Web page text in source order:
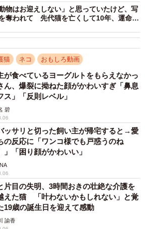
んにとっては“猫がいる生活”が当たり
てくれる存在がいない。呼んでも返
んな日常に、寂しさを感じていたの
たといいます。
2匹の子猫「嬉しさ99、不安1」
くなった猫の命日。「もう1年だね」
葉が、息子さんの背中を押しまし
ら連れて行ってあげれば」と声をか
その日の夜、知人宅で生まれた子猫
だそうです。
てこられたのは、まさかの2匹。しか
。
物はお迎えしない」と思っていたけど、写
奪われて 先代猫を亡くして10年、運命の
猫 ネコ おもしろ動画
が食べているヨーグルトをもらえなかっ
ん、爆裂に拗ねた顔がかわいすぎ「鼻息
ス」「反則レベル」
碧
ッサリと切った飼い主が帰宅すると→愛
の反応に「ワンコ様でも戸惑うのね
」「困り顔がかわいい」
片目の失明、3時間おきの壮絶な介護を
えた猫 「叶わないかもしれない」と覚
19歳の誕生日を迎えて感動
諭香